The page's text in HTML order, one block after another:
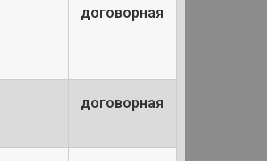
договорная
договорная